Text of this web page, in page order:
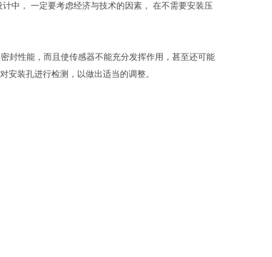
中， 一定要考虑经济与技术的因素， 在不需要安装压
封性能，而且使传感器不能充分发挥作用，甚至还可能
装孔进行检测，以做出适当的调整。